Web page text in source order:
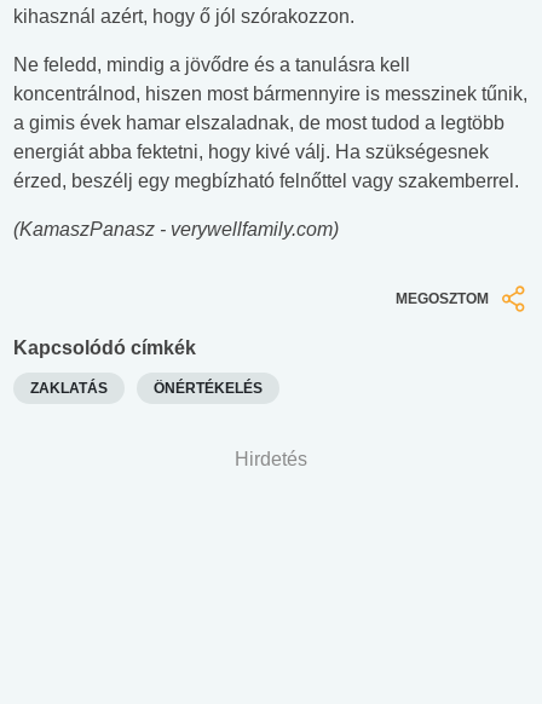
kihasznál azért, hogy ő jól szórakozzon.
Ne feledd, mindig a jövődre és a tanulásra kell
koncentrálnod, hiszen most bármennyire is messzinek tűnik,
a gimis évek hamar elszaladnak, de most tudod a legtöbb
energiát abba fektetni, hogy kivé válj. Ha szükségesnek
érzed, beszélj egy megbízható felnőttel vagy szakemberrel.
(KamaszPanasz - verywellfamily.com)
MEGOSZTOM
Kapcsolódó címkék
ZAKLATÁS ÖNÉRTÉKELÉS
Hirdetés